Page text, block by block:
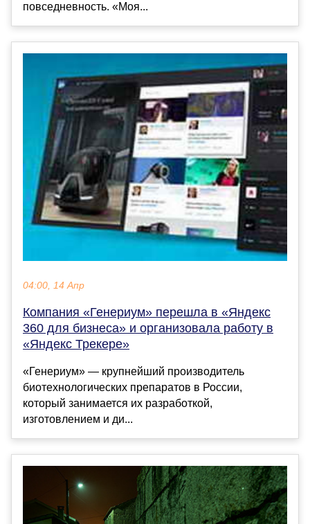
повседневность. «Моя...
04:00, 14 Апр
Компания «Генериум» перешла в «Яндекс
360 для бизнеса» и организовала работу в
«Яндекс Трекере»
«Генериум» — крупнейший производитель
биотехнологических препаратов в России,
который занимается их разработкой,
изготовлением и ди...